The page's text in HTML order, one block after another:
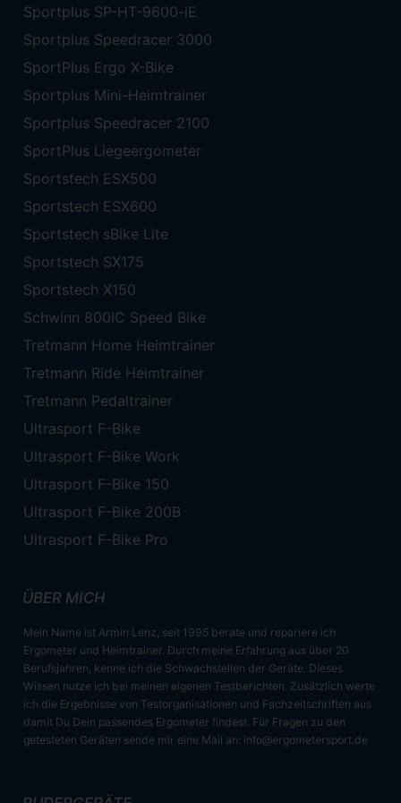
Sportplus SP-HT-9600-iE
Sportplus Speedracer 3000
SportPlus Ergo X-Bike
Sportplus Mini-Heimtrainer
Sportplus Speedracer 2100
SportPlus Liegeergometer
Sportstech ESX500
Sportstech ESX600
Sportstech sBike Lite
Sportstech SX175
Sportstech X150
Schwinn 800IC Speed Bike
Tretmann Home Heimtrainer
Tretmann Ride Heimtrainer
Tretmann Pedaltrainer
Ultrasport F-Bike
Ultrasport F-Bike Work
Ultrasport F-Bike 150
Ultrasport F-Bike 200B
Ultrasport F-Bike Pro
ÜBER MICH
Mein Name ist Armin Lenz, seit 1995 berate und repariere ich
Ergometer und Heimtrainer. Durch meine Erfahrung aus über 20
Berufsjahren, kenne ich die Schwachstellen der Geräte. Dieses
Wissen nutze ich bei meinen eigenen Testberichten. Zusätzlich werte
ich die Ergebnisse von Testorganisationen und Fachzeitschriften aus
damit Du Dein passendes Ergometer findest. Für Fragen zu den
getesteten Geräten sende mir eine Mail an: info@ergometersport.de